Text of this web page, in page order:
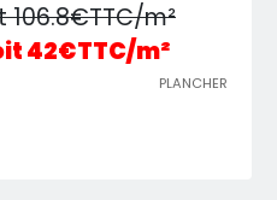
106.8€TTC/m²
42€TTC/m²
PLANCHER